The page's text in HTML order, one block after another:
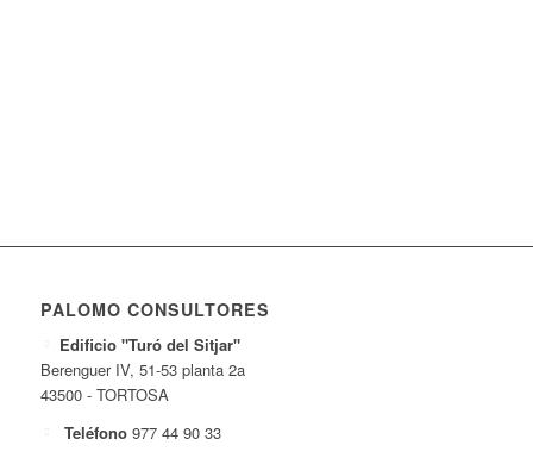
PALOMO CONSULTORES
Edificio "Turó del Sitjar"
Berenguer IV, 51-53 planta 2a
43500 - TORTOSA
Teléfono 977 44 90 33